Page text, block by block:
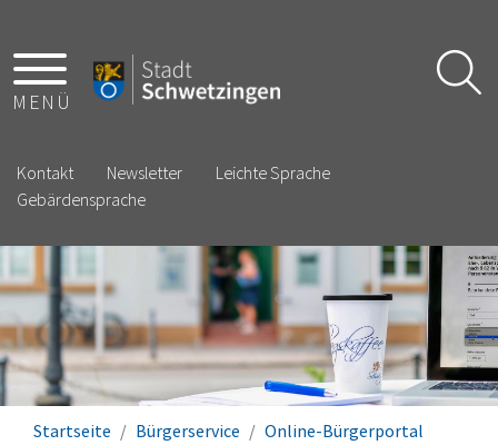
MENÜ
Kontakt Newsletter
Leichte Sprache
Gebärdensprache
Startseite Bürgerservice
Online-Bürgerportal